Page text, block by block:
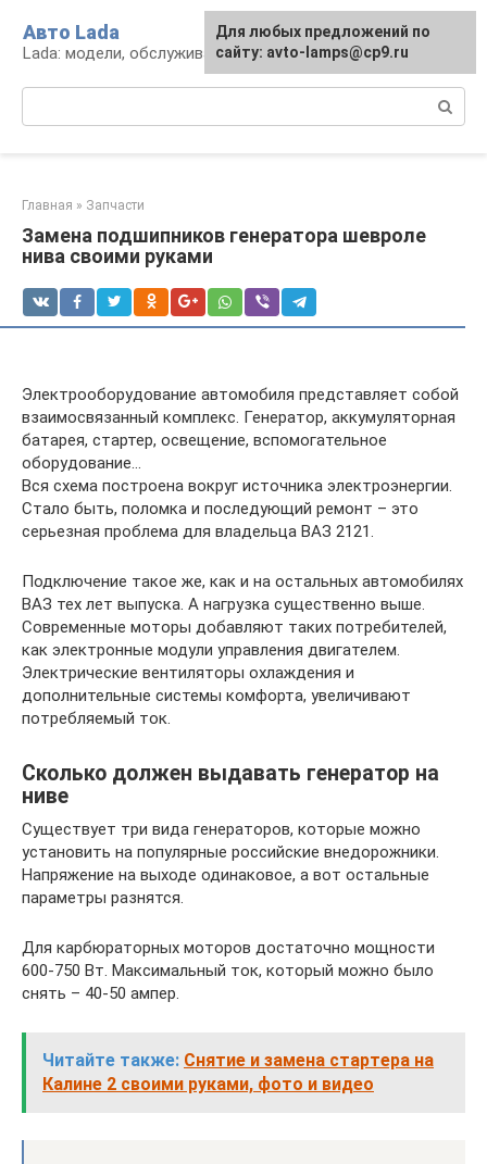
контенту
Авто Lada
Lada: модели, обслуживание, ремонт и тюнинг
Главная » Запчасти
Замена подшипников генератора шевроле
нива своими руками
Электрооборудование автомобиля представляет собой
взаимосвязанный комплекс. Генератор, аккумуляторная
батарея, стартер, освещение, вспомогательное
оборудование…
Вся схема построена вокруг источника электроэнергии.
Стало быть, поломка и последующий ремонт – это
серьезная проблема для владельца ВАЗ 2121.
Подключение такое же, как и на остальных автомобилях
ВАЗ тех лет выпуска. А нагрузка существенно выше.
Современные моторы добавляют таких потребителей,
как электронные модули управления двигателем.
Электрические вентиляторы охлаждения и
дополнительные системы комфорта, увеличивают
потребляемый ток.
Сколько должен выдавать генератор на
ниве
Существует три вида генераторов, которые можно
установить на популярные российские внедорожники.
Напряжение на выходе одинаковое, а вот остальные
параметры разнятся.
Для карбюраторных моторов достаточно мощности
600-750 Вт. Максимальный ток, который можно было
снять – 40-50 ампер.
Читайте также: Снятие и замена стартера на
Калине 2 своими руками, фото и видео
Для любых предложений по
сайту: avto-lamps@cp9.ru